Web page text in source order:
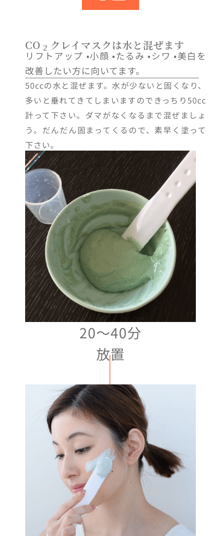
CO 2 クレイマスクは水と混ぜます
リフトアップ •小顔 •たるみ •シワ •美白を
改善したい方に向いてます。
50ccの水と混ぜます。水が少ないと固くなり、
多いと垂れてきてしまいますのできっちり50cc
計って下さい。ダマがなくなるまで混ぜましょ
う。だんだん固まってくるので、素早く塗って
下さい。
20〜40分
放置